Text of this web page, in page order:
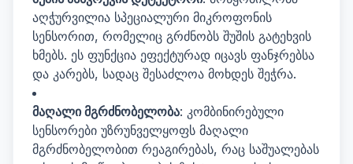
აღჭურვილია სპეციალური მიკროფონის
სენსორით, რომელიც გრძნობს შუშის გატეხვის
ხმებს. ეს ფუნქცია ეფექტურად იცავს ფანჯრებსა
და კარებს, სადაც შესაძლოა მოხდეს შეჭრა.
მაღალი მგრძნობელობა: კომბინირებული
სენსორები უზრუნველყოფს მაღალი
მგრძნობელობით რეაგირებას, რაც საშუალებას